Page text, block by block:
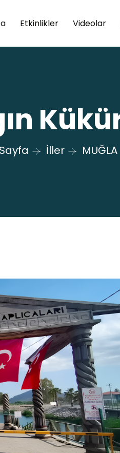
Etkinlikler Videolar
İller MUĞLA